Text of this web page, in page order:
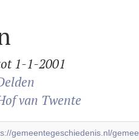
1-1-2001
van Twente
gemeentegeschiedenis.nl/